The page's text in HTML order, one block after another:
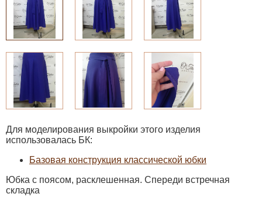
Для моделирования выкройки этого изделия
использовалась БК:
Базовая конструкция классической юбки
Юбка с поясом, расклешенная. Спереди встречная
складка